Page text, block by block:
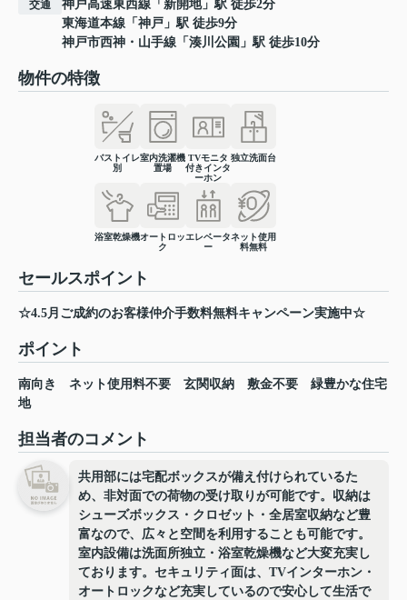
交通 神戸高速東西線 「 新開地」駅 徒歩2分
東海道本線 「 神戸 」駅 徒歩9分
神戸市西神・山手線 「 湊川公園 」駅 徒歩10分
物件の特徴
バストイレ
別
室内洗濯機
置場
TVモニタ
付きインタ
ーホン
独立洗面台
浴室乾燥機オートロッ
ク
エレベータ
ー
ネット使用
料無料
セールスポイント
☆4.5月ご成約のお客様仲介手数料無料キャンペーン実施中☆
ポイント
南向き ネット使用料不要 玄関収納 敷金不要
緑豊かな住宅
地
担当者のコメント
共用部には宅配ボックスが備え付けられているた
め、非対面での荷物の受け取りが可能です。収納は
シューズボックス・クロゼット・全居室収納など豊
富なので、広々と空間を利用することも可能です。
室内設備は洗面所独立・浴室乾燥機など大変充実し
ております。セキュリティ面は、TVインターホン・
オートロックなど充実しているので安心して生活で